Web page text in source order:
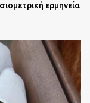
ερμηνεία